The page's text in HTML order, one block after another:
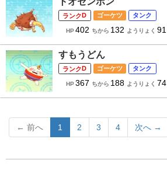
D ゴーケツ タンク
HP402 ちから 132 ようりょく 91
すもうどん
D ゴーケツ タンク
HP367 ちから 188 ようりょく 74
← 前へ 1 2 3 4 次へ →